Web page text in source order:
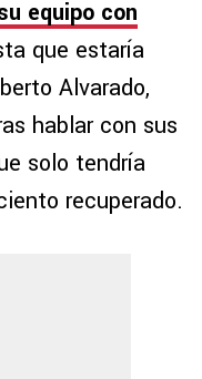
equipo con
que estaría
Alvarado,
hablar con sus
solo tendría
recuperado.